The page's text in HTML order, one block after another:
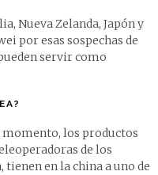
Nueva Zelanda, Japón y
por esas sospechas de
servir como
momento, los productos
de los
en la china a uno de